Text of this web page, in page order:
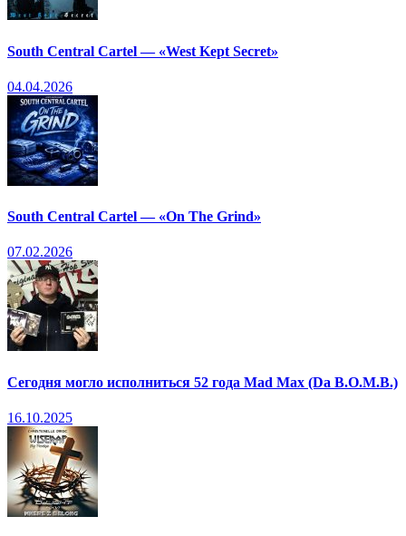
South Central Cartel — «West Kept Secret»
04.04.2026
South Central Cartel — «On The Grind»
07.02.2026
Сегодня могло исполниться 52 года Mad Max (Da B.O.M.B.)
16.10.2025